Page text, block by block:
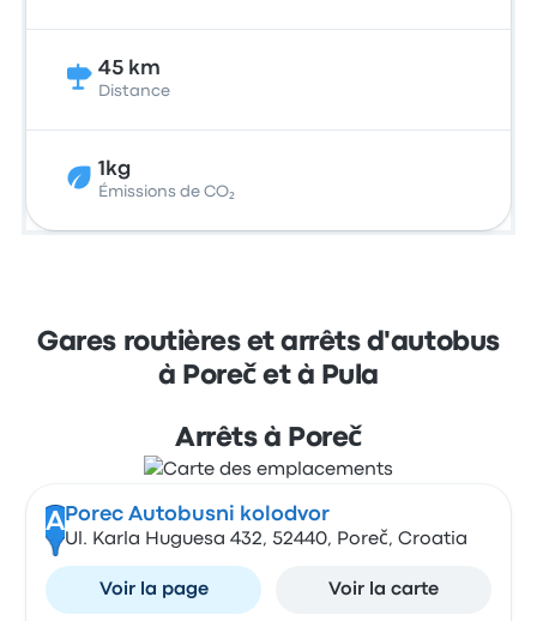
45 km
Distance
1kg
Émissions de CO₂
Gares routières et arrêts d'autobus
à Poreč et à Pula
Arrêts à Poreč
A Porec Autobusni kolodvor
Ul. Karla Huguesa 432, 52440, Poreč, Croatia
Voir la page Voir la carte